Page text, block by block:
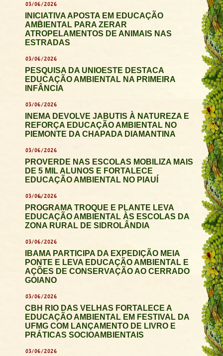
03/06/2026
INICIATIVA APOSTA EM EDUCAÇÃO
AMBIENTAL PARA ZERAR
ATROPELAMENTOS DE ANIMAIS NAS
ESTRADAS
03/06/2026
PESQUISA DA UNIOESTE DESTACA
EDUCAÇÃO AMBIENTAL NA PRIMEIRA
INFÂNCIA
03/06/2026
INEMA DEVOLVE JABUTIS À NATUREZA E
REFORÇA EDUCAÇÃO AMBIENTAL NO
PIEMONTE DA CHAPADA DIAMANTINA
03/06/2026
PROVERDE NAS ESCOLAS MOBILIZA MAIS
DE 5 MIL ALUNOS E FORTALECE
EDUCAÇÃO AMBIENTAL NO PIAUÍ
03/06/2026
PROGRAMA TROQUE E PLANTE LEVA
EDUCAÇÃO AMBIENTAL ÀS ESCOLAS DA
ZONA RURAL DE SIDROLÂNDIA
03/06/2026
IBAMA PARTICIPA DA EXPEDIÇÃO MEIA
PONTE E LEVA EDUCAÇÃO AMBIENTAL E
AÇÕES DE CONSERVAÇÃO AO CERRADO
GOIANO
03/06/2026
CBH RIO DAS VELHAS FORTALECE A
EDUCAÇÃO AMBIENTAL EM FESTIVAL DA
UFMG COM LANÇAMENTO DE LIVRO E
PRÁTICAS SOCIOAMBIENTAIS
03/06/2026